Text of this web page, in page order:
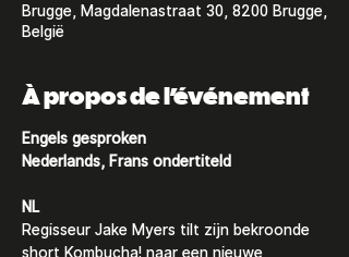
Brugge, Magdalenastraat 30, 8200 Brugge,
België
À propos de l'événement
Engels gesproken
Nederlands, Frans ondertiteld
NL
Regisseur Jake Myers tilt zijn bekroonde
short Kombucha! naar een nieuwe,